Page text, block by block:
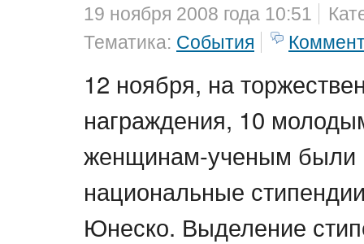
19 ноября 2008 года 10:51
Тематика: События
12 ноября, на
награждения, 10
женщинам-ученым были
национальные
Юнеско. Выделение